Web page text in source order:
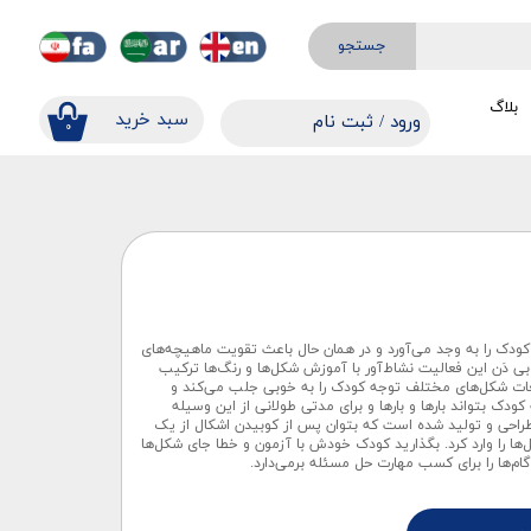
جستجو
۰ ​​سبد خرید ورود / ثبت نام
بلاگ
را به وجد می‌آورد و در همان حال باعث تقویت ماهیچه‌های
دَن این فعالیت نشاط‌آور با آموزش شکل‌ها و رنگ‌ها ترکیب
شکل‌های مختلف توجه کودک را به خوبی جلب می‌کند و
بتواند بارها و بارها و برای مدتی طولانی از این وسیله
و تولید شده است که بتوان پس از کوبیدن اشکال از یک
را وارد کرد. بگذارید کودک خودش با آزمون و خطا جای شکل‌ها
را برای کسب مهارت حل مسئله برمی‌دارد.